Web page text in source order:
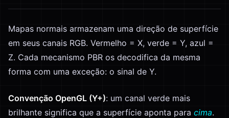
Mapas normais armazenam uma direção de superfície
em seus canais RGB. Vermelho = X, verde = Y, azul =
Z. Cada mecanismo PBR os decodifica da mesma
forma com uma exceção: o sinal de Y.
Convenção OpenGL (Y+): um canal verde mais
brilhante significa que a superfície aponta para cima.